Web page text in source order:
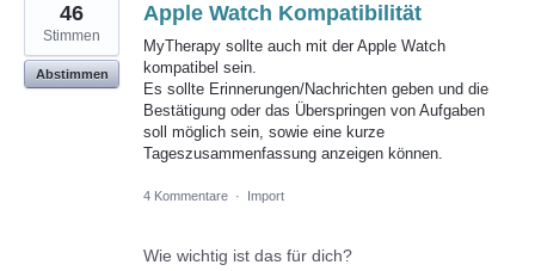
Apple Watch Kompatibilität
MyTherapy sollte auch mit der Apple Watch
kompatibel sein.
Es sollte Erinnerungen/Nachrichten geben und die
Bestätigung oder das Überspringen von Aufgaben
soll möglich sein, sowie eine kurze
Tageszusammenfassung anzeigen können.
46
Stimmen
Abstimmen
4 Kommentare · Import
Wie wichtig ist das für dich?